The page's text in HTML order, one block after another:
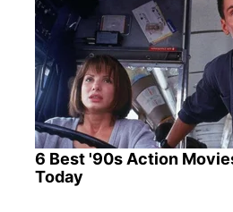
6 Best '90s Action
Today